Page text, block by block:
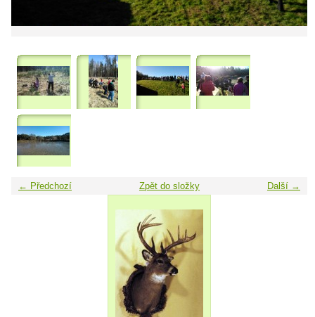
← Předchozí Další →
Zpět do složky